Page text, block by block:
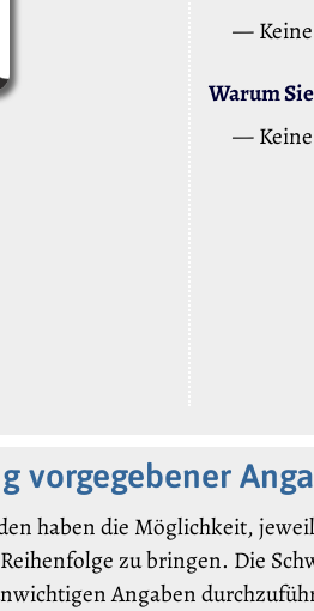
—
Warum
—
vorgegebener
haben die Möglichkeit,
zu bringen. Die
Angaben